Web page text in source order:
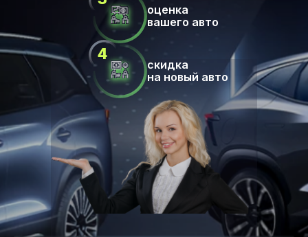
оценка
вашего авто
скидка
на новый авто